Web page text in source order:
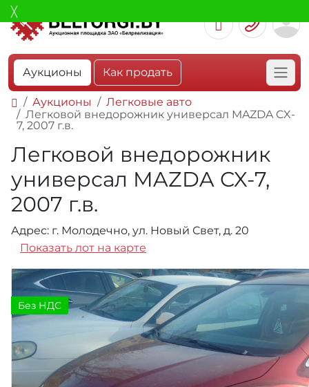
Аукционы Как продать
Аукционы
Легковые авто
Легковой внедорожник универсал MAZDA CX-
7, 2007 г.в.
Легковой внедорожник
универсал MAZDA CX-7,
2007 г.в.
Адрес: г. Молодечно, ул. Новый Свет, д. 20
Показать лот на карте
Без НДС